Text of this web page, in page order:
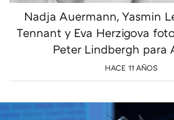
Nadja Auermann, Yasmin
Tennant y Eva Herzigova
Peter Lindbergh para
HACE 11 AÑOS